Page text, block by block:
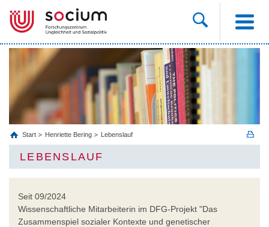
Start Henriette Bering Lebenslauf
LEBENSLAUF
Seit 09/2024
Wissenschaftliche Mitarbeiterin im DFG-Projekt "Das
Zusammenspiel sozialer Kontexte und genetischer